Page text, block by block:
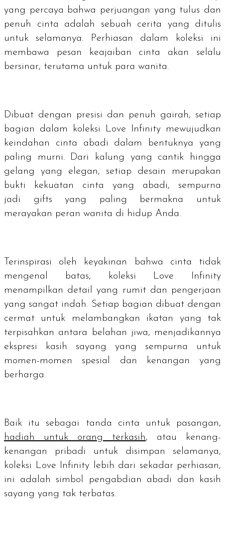
yang percaya bahwa perjuangan yang tulus dan
penuh cinta adalah sebuah cerita yang ditulis
untuk selamanya. Perhiasan dalam koleksi ini
membawa pesan keajaiban cinta akan selalu
bersinar, terutama untuk para wanita.
Dibuat dengan presisi dan penuh gairah, setiap
bagian dalam koleksi Love Infinity mewujudkan
keindahan cinta abadi dalam bentuknya yang
paling murni. Dari kalung yang cantik hingga
gelang yang elegan, setiap desain merupakan
bukti kekuatan cinta yang abadi, sempurna
jadi giftsyang paling bermakna untuk
merayakan peran wanita di hidup Anda.
Terinspirasi oleh keyakinan bahwa cinta tidak
mengenal batas, koleksi Love Infinity
menampilkan detail yang rumit dan pengerjaan
yang sangat indah. Setiap bagian dibuat dengan
cermat untuk melambangkan ikatan yang tak
terpisahkan antara belahan jiwa, menjadikannya
ekspresi kasih sayang yang sempurna untuk
momen-momen spesial dan kenangan yang
berharga.
Baik itu sebagai tanda cinta untuk pasangan,
hadiah untuk orang terkasih, atau kenang-
kenangan pribadi untuk disimpan selamanya,
koleksi Love Infinity lebih dari sekadar perhiasan,
ini adalah simbol pengabdian abadi dan kasih
sayang yang tak terbatas.